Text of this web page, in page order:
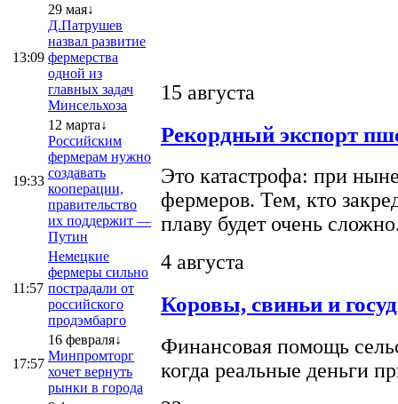
13:09
29 мая↓
Д.Патрушев
назвал развитие
фермерства
одной из
главных задач
Минсельхоза
19:33
12 марта↓
Российским
фермерам нужно
создавать
кооперации,
правительство
их поддержит —
Путин
11:57
Немецкие
фермеры сильно
пострадали от
российского
продэмбарго
17:57
16 февраля↓
Минпромторг
хочет вернуть
рынки в города
15 августа
Рекордный экспорт
Это катастрофа: при
фермеров. Тем, кто
плаву будет очень
4 августа
Коровы, свиньи и
Финансовая помощь
когда реальные деньги